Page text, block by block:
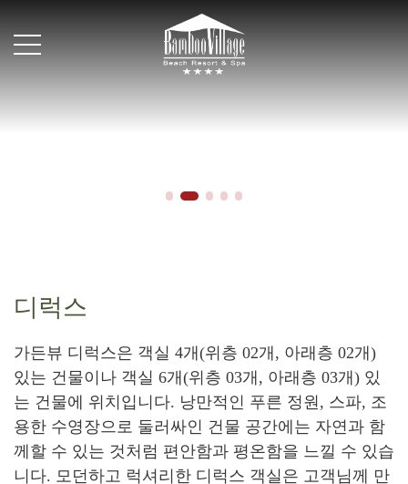
디럭스
가든뷰 디럭스은 객실 4개(위층 02개, 아래층 02개)
있는 건물이나 객실 6개(위층 03개, 아래층 03개) 있
는 건물에 위치입니다. 낭만적인 푸른 정원, 스파, 조
용한 수영장으로 둘러싸인 건물 공간에는 자연과 함
께할 수 있는 것처럼 편안함과 평온함을 느낄 수 있습
니다. 모던하고 럭셔리한 디럭스 객실은 고객님께 만